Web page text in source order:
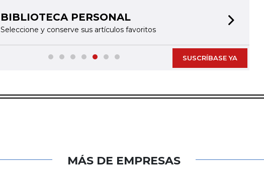
BIBLIOTECA PERSONAL
Seleccione y conserve sus artículos favoritos
SUSCRÍBASE YA
MÁS DE EMPRESAS